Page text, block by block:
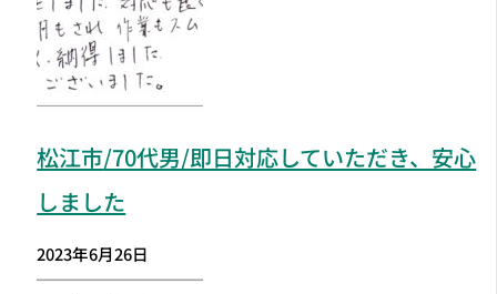
松江市/70代男/即日対応していただき、安心
しました
2023年6月26日